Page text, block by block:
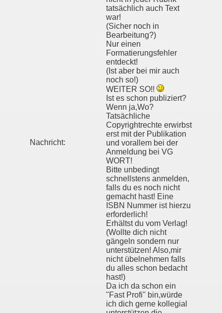
Nachricht:
tatsächlich auch Text
war!
(Sicher noch in
Bearbeitung?)
Nur einen
Formatierungsfehler
entdeckt!
(Ist aber bei mir auch
noch so!)
WEITER SO!!
Ist es schon publiziert?
Wenn ja,Wo?
Tatsächliche
Copyrightrechte erwirbst
erst mit der Publikation
und vorallem bei der
Anmeldung bei VG
WORT!
Bitte unbedingt
schnellstens anmelden,
falls du es noch nicht
gemacht hast! Eine
ISBN Nummer ist hierzu
erforderlich!
Erhältst du vom Verlag!
(Wollte dich nicht
gängeln sondern nur
unterstützen! Also,mir
nicht übelnehmen falls
du alles schon bedacht
hast!)
Da ich da schon ein
"Fast Profi" bin,würde
ich dich gerne kollegial